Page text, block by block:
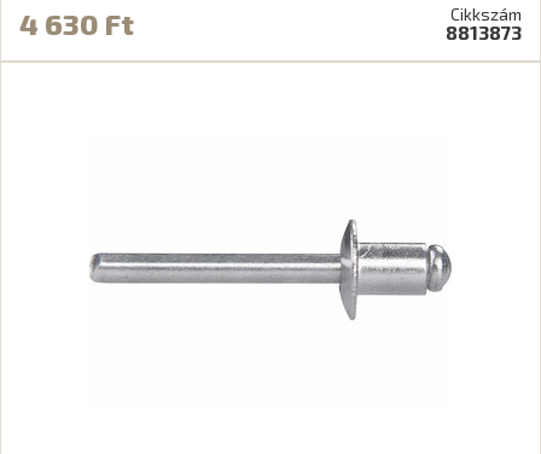
4 630 Ft Cikkszám
8813873